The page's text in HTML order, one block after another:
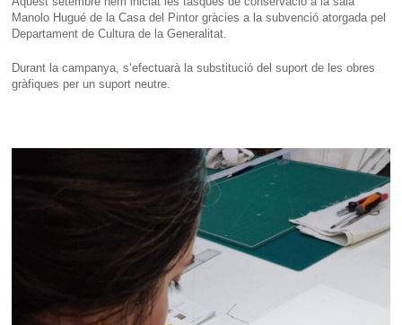
Manolo Hugué de la Casa del Pintor gràcies a la subvenció atorgada pel
Departament de Cultura de la Generalitat.
Durant la campanya, s’efectuarà la substitució del suport de les obres
gràfiques per un suport neutre.